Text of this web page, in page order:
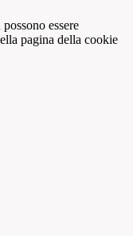
essere
pagina della cookie